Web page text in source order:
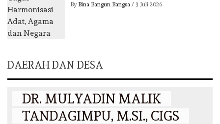
By Bina Bangun Bangsa / 3 Juli 2026
DAERAH DAN DESA
DAERAH
DR. MULYADIN MALIK
TANDAGIMPU, M.SI., CIGS